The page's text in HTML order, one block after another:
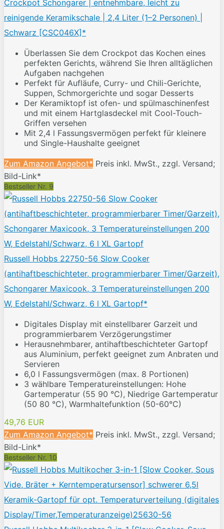
Crockpot Schongarer | entnehmbare, leicht zu
reinigende Keramikschale | 2,4 Liter (1–2 Personen) |
Schwarz [CSC046X]*
Überlassen Sie dem Crockpot das Kochen eines
perfekten Gerichts, während Sie Ihren alltäglichen
Aufgaben nachgehen
Perfekt für Aufläufe, Curry- und Chili-Gerichte,
Suppen, Schmorgerichte und sogar Desserts
Der Keramiktopf ist ofen- und spülmaschinenfest
und mit einem Hartglasdeckel mit Cool-Touch-
Griffen versehen
Mit 2,4 l Fassungsvermögen perfekt für kleinere
und Single-Haushalte geeignet
Zum Amazon Angebot* Preis inkl. MwSt., zzgl. Versand;
Bild-Link*
Bestseller Nr. 9
Russell Hobbs 22750-56 Slow Cooker
(antihaftbeschichteter, programmierbarer Timer/Garzeit),
Schongarer Maxicook, 3 Temperatureinstellungen 200
W, Edelstahl/Schwarz, 6 l XL Gartopf*
Digitales Display mit einstellbarer Garzeit und
programmierbarem Verzögerungstimer
Herausnehmbarer, antihaftbeschichteter Gartopf
aus Aluminium, perfekt geeignet zum Anbraten und
Servieren
6,0 l Fassungsvermögen (max. 8 Portionen)
3 wählbare Temperatureinstellungen: Hohe
Gartemperatur (55 90 °C), Niedrige Gartemperatur
(50 80 °C), Warmhaltefunktion (50-60°C)
49,76 EUR
Zum Amazon Angebot* Preis inkl. MwSt., zzgl. Versand;
Bild-Link*
Bestseller Nr. 10